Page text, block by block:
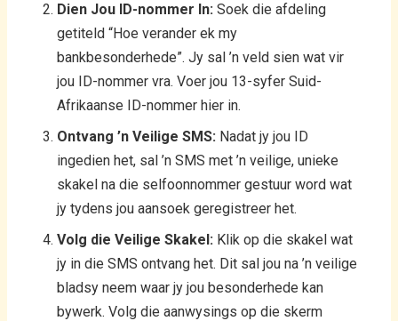
Dien Jou ID-nommer In: Soek die afdeling
getiteld “Hoe verander ek my
bankbesonderhede”. Jy sal ’n veld sien wat vir
jou ID-nommer vra. Voer jou 13-syfer Suid-
Afrikaanse ID-nommer hier in.
Ontvang ’n Veilige SMS: Nadat jy jou ID
ingedien het, sal ’n SMS met ’n veilige, unieke
skakel na die selfoonnommer gestuur word wat
jy tydens jou aansoek geregistreer het.
Volg die Veilige Skakel: Klik op die skakel wat
jy in die SMS ontvang het. Dit sal jou na ’n veilige
bladsy neem waar jy jou besonderhede kan
bywerk. Volg die aanwysings op die skerm